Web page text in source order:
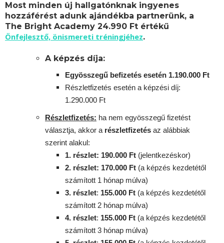
Most minden új hallgatónknak ingyenes
hozzáférést adunk ajándékba partnerünk, a
The Bright Academy 24.990 Ft értékű
Önfejlesztő, önismereti tréningjéhez.
A képzés díja:
Egyösszegű befizetés esetén 1.190.000 Ft
Részletfizetés esetén a képzési díj:
1.290.000 Ft
Részletfizetés: ha nem egyösszegű fizetést
választja, akkor a részletfizetés az alábbiak
szerint alakul:
1. részlet: 190.000 Ft (jelentkezéskor)
2. részlet: 170.000 Ft (a képzés kezdetétől
számított 1 hónap múlva)
3. részlet: 155.000 Ft (a képzés kezdetétől
számított 2 hónap múlva)
4. részlet: 155.000 Ft (a képzés kezdetétől
számított 3 hónap múlva)